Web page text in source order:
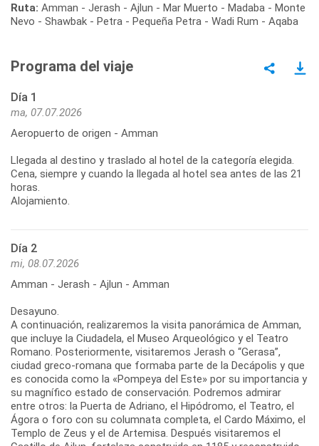
Ruta: Amman - Jerash - Ajlun - Mar Muerto - Madaba - Monte
Nevo - Shawbak - Petra - Pequeña Petra - Wadi Rum - Aqaba
Programa del viaje
Día 1
ma, 07.07.2026
Aeropuerto de origen - Amman
Llegada al destino y traslado al hotel de la categoría elegida.
Cena, siempre y cuando la llegada al hotel sea antes de las 21
horas.
Alojamiento.
Día 2
mi, 08.07.2026
Amman - Jerash - Ajlun - Amman
Desayuno.
A continuación, realizaremos la visita panorámica de Amman,
que incluye la Ciudadela, el Museo Arqueológico y el Teatro
Romano. Posteriormente, visitaremos Jerash o “Gerasa”,
ciudad greco-romana que formaba parte de la Decápolis y que
es conocida como la «Pompeya del Este» por su importancia y
su magnífico estado de conservación. Podremos admirar
entre otros: la Puerta de Adriano, el Hipódromo, el Teatro, el
Ágora o foro con su columnata completa, el Cardo Máximo, el
Templo de Zeus y el de Artemisa. Después visitaremos el